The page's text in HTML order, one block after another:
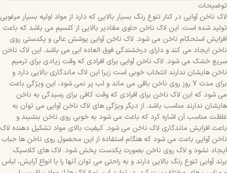
توضیحات
لاک ناخن آوایی در کنار تنوع رنگ بسیار بالایی که دارد از مواد اولیه بسیار مرغوبی
تولید شده است. این لاک ناخن حاوی مقادیر بالایی از کلسیم می باشد که باعث
افزایش استحکام ناخن می شود. لاک ناخن آوایی پوشش عالی و یکدستی روی
ناخن ایجاد می کند و دارای درخشندگی فوق العاده ایی می باشد. این لاک ناخن
سریع خشک می شود. لاک ناخن آوایی برای افرادی که وقت زیادی برای ترمیم
ناخن هایشان ندارند انتخاب خوبی است زیرا این لاک ماندگاری بالایی دارد و
برای مدت 7 روز روی ناخن باقی می ماند و لب پر نمی شود، این ویژگی باعث
می شود که این لاک ناخن برای افرادی که وقت کافی برای رسیدگی به ناخن
هایشان ندارند مناسب باشد. از دیگر ویژگی های لاک ناخن آوایی می توان به
غلظت مناسب آن اشاره کرد که باعث می شود به خوبی روی ناخن بنشیند و
باعث افزایش ماندگاری لاک ناخن می شود. کیفیت بالای مواد تشکیل دهنده لاک
ناخن آوایی باعث می شود که هنگام استفاده از این محصول روی ناخن ها حباب
ایجاد نشود و لاک روی ناخن بصورت یکدست پخش شود. لاک های کلاسیک
برند آوایی تنوع رنگ بالایی دارند و به راحتی می توان آنها را با انواع آرایش، لباس